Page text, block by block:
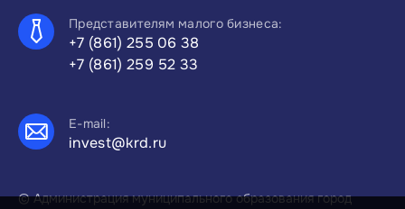
Представителям малого бизнеса:
+7 (861) 255 06 38
+7 (861) 259 52 33
E-mail:
invest@krd.ru
© Администрация муниципального образования город